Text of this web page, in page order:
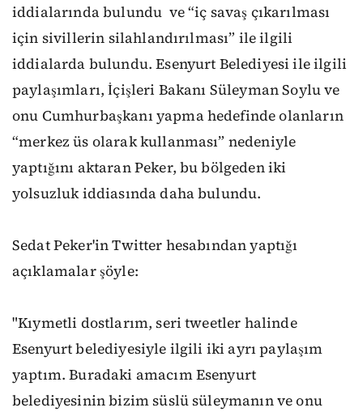
iddialarında bulundu ve “iç savaş çıkarılması
için sivillerin silahlandırılması” ile ilgili
iddialarda bulundu. Esenyurt Belediyesi ile ilgili
paylaşımları, İçişleri Bakanı Süleyman Soylu ve
onu Cumhurbaşkanı yapma hedefinde olanların
“merkez üs olarak kullanması” nedeniyle
yaptığını aktaran Peker, bu bölgeden iki
yolsuzluk iddiasında daha bulundu.
Sedat Peker'in Twitter hesabından yaptığı
açıklamalar şöyle:
"Kıymetli dostlarım, seri tweetler halinde
Esenyurt belediyesiyle ilgili iki ayrı paylaşım
yaptım. Buradaki amacım Esenyurt
belediyesinin bizim süslü süleymanın ve onu